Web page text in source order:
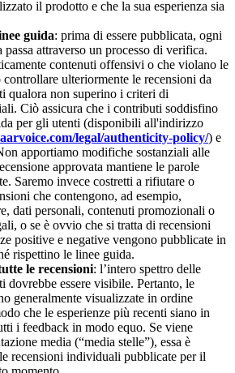
il prodotto e che la sua esperienza sia
guida: prima di essere pubblicata, ogni
passa attraverso un processo di verifica.
contenuti offensivi o che violano le
ulteriormente le recensioni da
qualora non superino i criteri di
Ciò assicura che i contributi soddisfino
per gli utenti (disponibili all'indirizzo
legal/authenticity-policy/) e
apportiamo modifiche sostanziali alle
approvata mantiene le parole
Saremo invece costretti a rifiutare o
che contengono, ad esempio,
dati personali, contenuti promozionali o
o se è ovvio che si tratta di recensioni
positive e negative vengono pubblicate in
rispettino le linee guida.
le recensioni: l’intero spettro delle
dovrebbe essere visibile. Pertanto, le
generalmente visualizzate in ordine
che le esperienze più recenti siano in
i feedback in modo equo. Se viene
media (“media stelle”), essa è
recensioni individuali pubblicate per il